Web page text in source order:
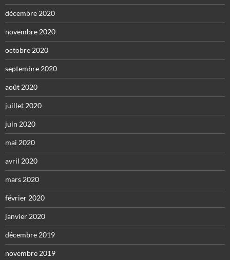
décembre 2020
novembre 2020
octobre 2020
septembre 2020
août 2020
juillet 2020
juin 2020
mai 2020
avril 2020
mars 2020
février 2020
janvier 2020
décembre 2019
novembre 2019